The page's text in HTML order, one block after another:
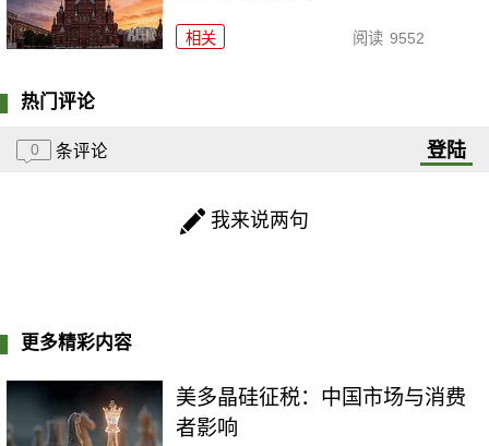
相关 阅读 9552
热门评论
0 条评论 登陆
我来说两句
更多精彩内容
美多晶硅征税：中国市场与消费
者影响